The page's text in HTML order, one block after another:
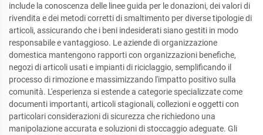
include la conoscenza delle linee guida per le donazioni, dei valori di
rivendita e dei metodi corretti di smaltimento per diverse tipologie di
articoli, assicurando che i beni indesiderati siano gestiti in modo
responsabile e vantaggioso. Le aziende di organizzazione
domestica mantengono rapporti con organizzazioni benefiche,
negozi di articoli usati e impianti di riciclaggio, semplificando il
processo di rimozione e massimizzando l'impatto positivo sulla
comunità. L'esperienza si estende a categorie specializzate come
documenti importanti, articoli stagionali, collezioni e oggetti con
particolari considerazioni di sicurezza che richiedono una
manipolazione accurata e soluzioni di stoccaggio adeguate. Gli